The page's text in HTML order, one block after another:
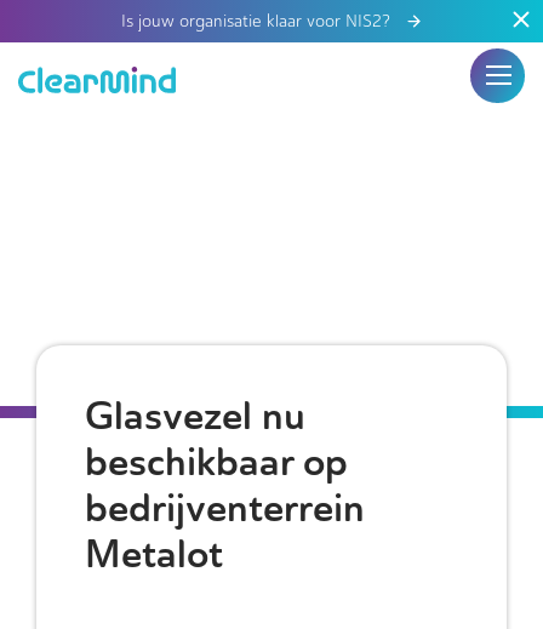
Is jouw organisatie klaar voor NIS2?
Glasvezel nu
beschikbaar op
bedrijventerrein
Metalot